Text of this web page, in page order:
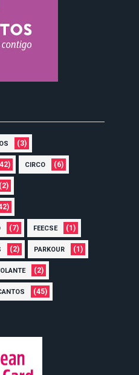
(3)
CIRCO (6)
(2)
(7) FEECSE (1)
(2) PARKOUR (1)
(2)
(45)